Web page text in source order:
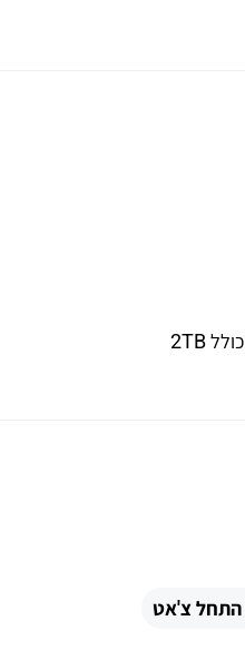
התחל צ'אט